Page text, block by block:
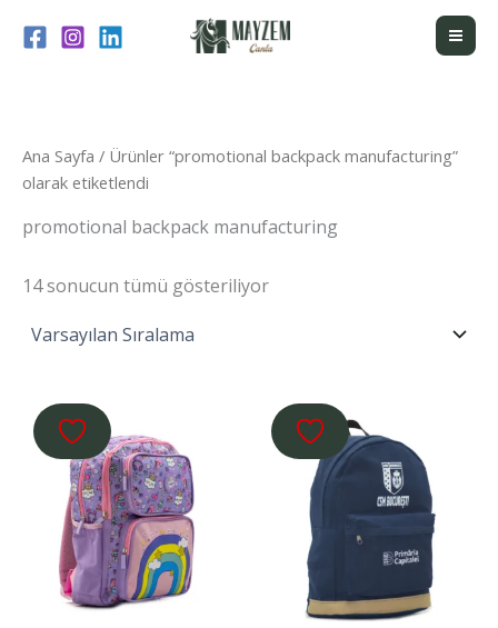
atla
Ana Sayfa / Ürünler “promotional backpack manufacturing”
olarak etiketlendi
promotional backpack manufacturing
14 sonucun tümü gösteriliyor